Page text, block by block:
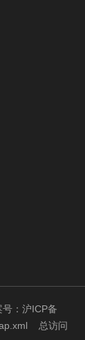
号：沪ICP备
总访问